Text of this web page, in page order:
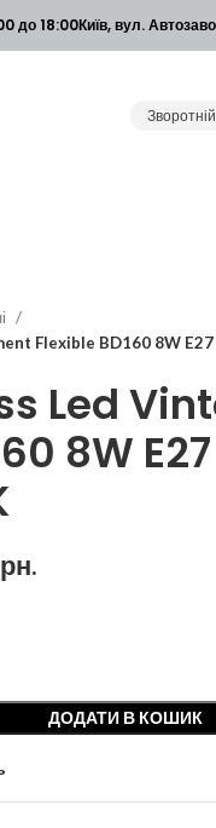
до 18:00Київ, вул.
Flexible BD160 8W
Led
8W
ДОДАТИ В КОШИК